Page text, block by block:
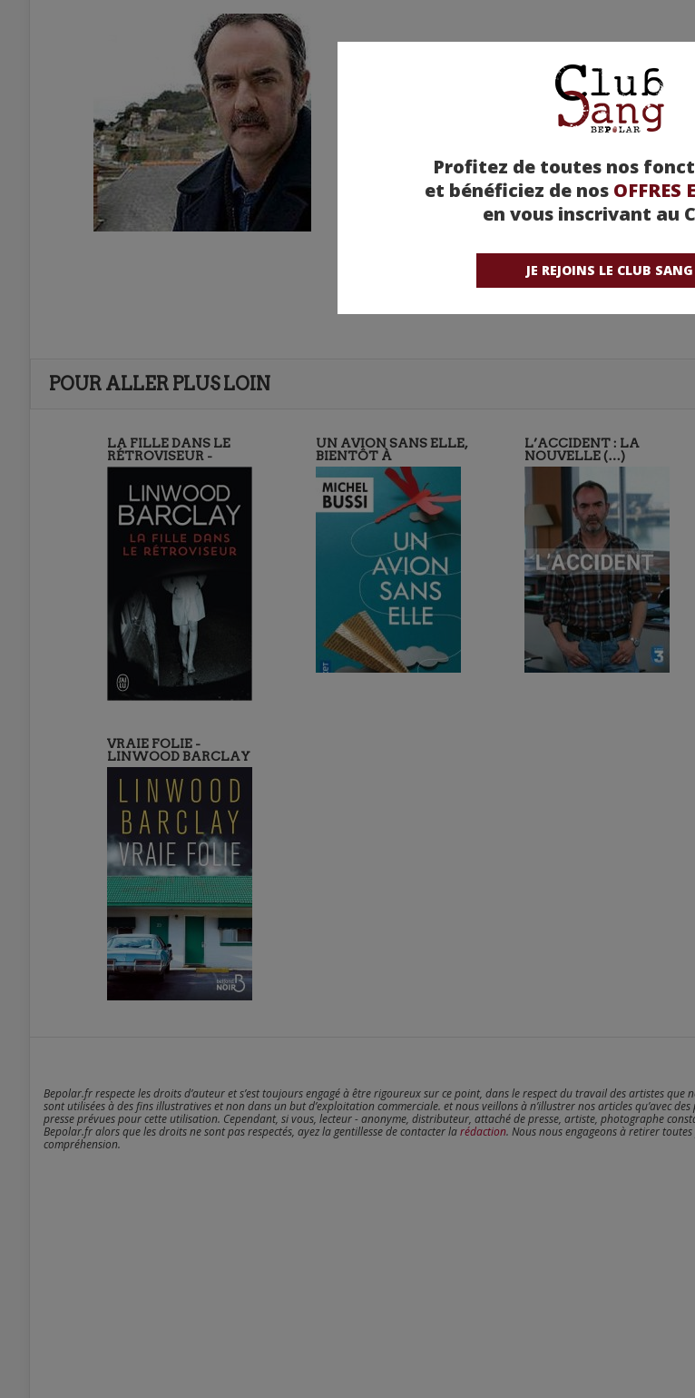
Profitez de toutes nos
et bénéficiez de nos OFFRES
en vous inscrivant au
JE REJOINS LE CLUB SANG
POUR ALLER PLUS LOIN
LA FILLE DANS LE
RÉTROVISEUR -
UN AVION SANS ELLE,
BIENTÔT À
L’ACCIDENT : LA
NOUVELLE (…)
VRAIE FOLIE -
LINWOOD BARCLAY
Bepolar.fr respecte les droits d’auteur et s’est toujours engagé à être rigoureux sur ce point, dans le respect du travail des artistes que
sont utilisées à des fins illustratives et non dans un but d’exploitation commerciale. et nous veillons à n’illustrer nos articles qu’avec
presse prévues pour cette utilisation. Cependant, si vous, lecteur - anonyme, distributeur, attaché de presse, artiste, photographe
Bepolar.fr alors que les droits ne sont pas respectés, ayez la gentillesse de contacter larédaction. Nous nous engageons à retirer
compréhension.